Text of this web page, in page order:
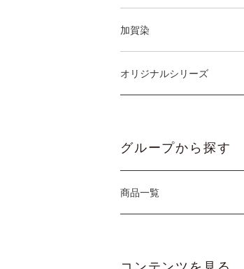
加賀染
オリジナルシリーズ
グループから探す
商品一覧
コンテンツを見る